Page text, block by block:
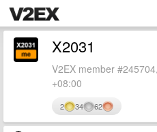
X2031
V2EX member
+08:00
2 34 62